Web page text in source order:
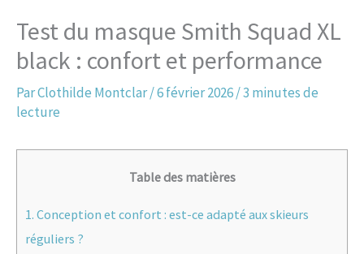
Test du masque Smith Squad XL
black : confort et performance
ParClothilde Montclar/6 février 2026/3 minutes de
lecture
Table des matières
1. Conception et confort : est-ce adapté aux skieurs
réguliers ?